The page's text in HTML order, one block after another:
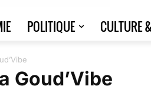
POLITIQUE CULTURE
Goud’Vibe